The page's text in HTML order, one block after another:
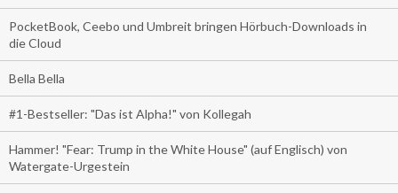
PocketBook, Ceebo und Umbreit bringen Hörbuch-Downloads in
die Cloud
Bella Bella
#1-Bestseller: "Das ist Alpha!" von Kollegah
Hammer! "Fear: Trump in the White House" (auf Englisch) von
Watergate-Urgestein